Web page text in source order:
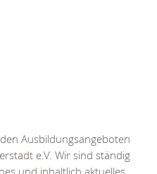
Ausbildungsangeboten
e.V. Wir sind ständig